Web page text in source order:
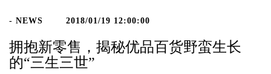
- NEWS 2018/01/19 12:00:00
拥抱新零售，揭秘优品百货野蛮生长
的“三生三世”